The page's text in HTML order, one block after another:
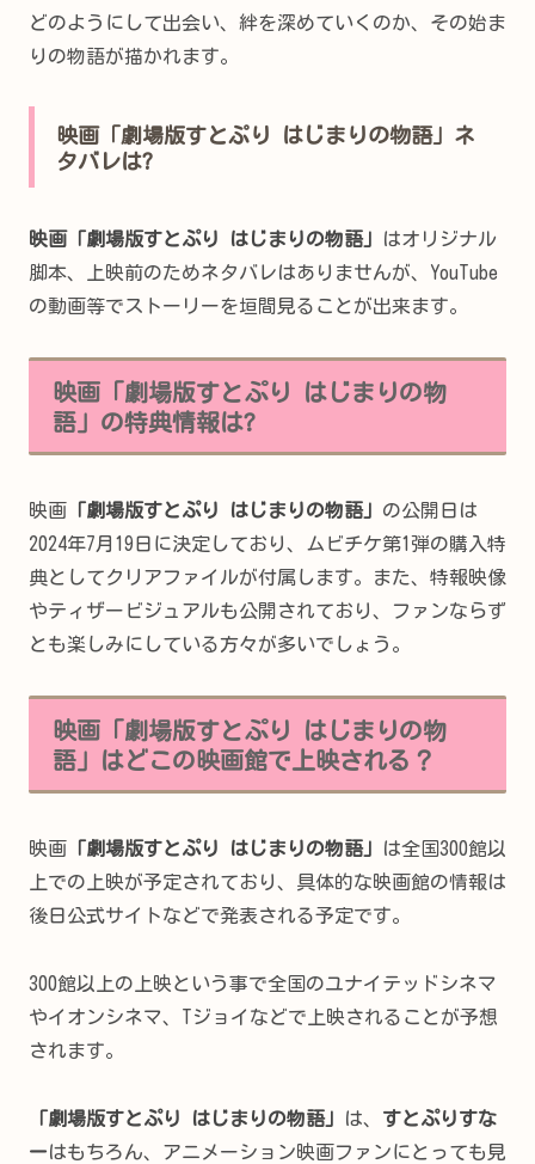
どのようにして出会い、絆を深めていくのか、その始ま
りの物語が描かれます。
映画「劇場版すとぷり はじまりの物語」ネ
タバレは?
映画「劇場版すとぷり はじまりの物語」
はオリジナル
脚本、上映前のためネタバレはありませんが、YouTube
の動画等でストーリーを垣間見ることが出来ます。
映画「劇場版すとぷり はじまりの物
語」の特典情報は?
映画 「劇場版すとぷり はじまりの物語」 の公開日は
2024年7月19日に決定しており、ムビチケ第1弾の購入特
典としてクリアファイルが付属します。また、特報映像
やティザービジュアルも公開されており、ファンならず
とも楽しみにしている方々が多いでしょう。
映画「劇場版すとぷり はじまりの物
語」はどこの映画館で上映される？
映画 「劇場版すとぷり はじまりの物語」
は全国300館以
上での上映が予定されており、具体的な映画館の情報は
後日公式サイトなどで発表される予定です。
300館以上の上映という事で全国のユナイテッドシネマ
やイオンシネマ、Tジョイなどで上映されることが予想
されます。
「劇場版すとぷり はじまりの物語」 は、 すとぷりすな
ーはもちろん、アニメーション映画ファンにとっても見